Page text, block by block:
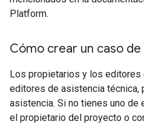
Platform.
Cómo crear un caso de
Los propietarios y los
editores de asistencia técnica,
asistencia. Si no tienes uno de
el propietario del proyecto o